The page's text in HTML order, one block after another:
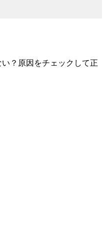
？原因をチェックして正